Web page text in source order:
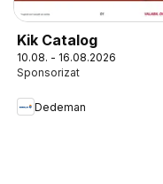
Kik Catalog
10.08. - 16.08.2026
Dedeman